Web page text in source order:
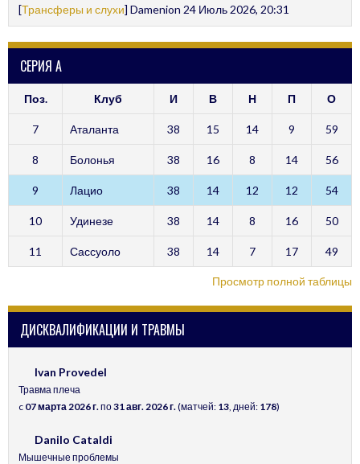
[Трансферы и слухи] Damenion 24 Июль 2026, 20:31
СЕРИЯ А
Поз. Клуб И В Н П О
7 Аталанта 38 15 14 9 59
8 Болонья 38 16 8 14 56
9 Лацио 38 14 12 12 54
10 Удинезе 38 14 8 16 50
11 Сассуоло 38 14 7 17 49
Просмотр полной таблицы
ДИСКВАЛИФИКАЦИИ И ТРАВМЫ
Ivan Provedel
Травма плеча
c 07 марта 2026 г.по31 авг. 2026 г.(матчей: 13, дней: 178)
Danilo Cataldi
Мышечные проблемы